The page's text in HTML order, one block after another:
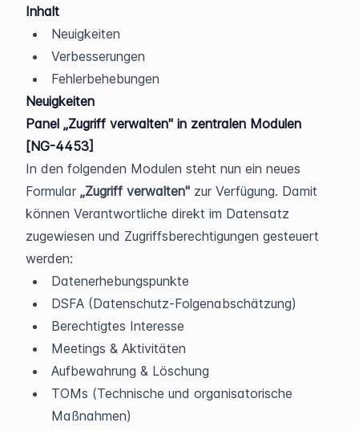
Inhalt
Neuigkeiten
Verbesserungen
Fehlerbehebungen
Neuigkeiten
Panel „Zugriff verwalten" in zentralen Modulen
[NG-4453]
In den folgenden Modulen steht nun ein neues
Formular „Zugriff verwalten" zur Verfügung. Damit
können Verantwortliche direkt im Datensatz
zugewiesen und Zugriffsberechtigungen gesteuert
werden:
Datenerhebungspunkte
DSFA (Datenschutz-Folgenabschätzung)
Berechtigtes Interesse
Meetings & Aktivitäten
Aufbewahrung & Löschung
TOMs (Technische und organisatorische
Maßnahmen)